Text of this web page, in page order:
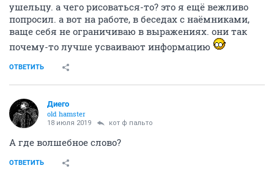
ушельцу. а чего рисоваться-то? это я ещё вежливо
попросил. а вот на работе, в беседах с наёмниками,
ваще себя не ограничиваю в выражениях. они так
почему-то лучше усваивают информацию
ОТВЕТИТЬ
Диего
old hamster
18 июля 2019 кот ф пальто
А где волшебное слово?
ОТВЕТИТЬ